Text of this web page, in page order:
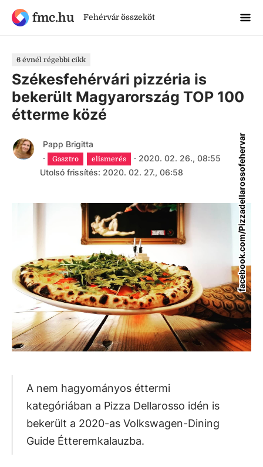
fmc.hu Fehérvár összeköt
6 évnél régebbi cikk
Székesfehérvári pizzéria is
bekerült Magyarország TOP 100
étterme közé
Papp Brigitta
·
Gasztro elismerés · 2020. 02. 26., 08:55
Utolsó frissítés: 2020. 02. 27., 06:58
facebook.com/Pizzadellarossofehervar
A nem hagyományos éttermi
kategóriában a Pizza Dellarosso idén is
bekerült a 2020-as Volkswagen-Dining
Guide Étteremkalauzba.